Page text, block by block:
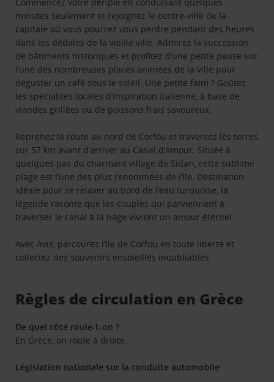
minutes seulement et rejoignez le centre-ville de la
capitale où vous pourrez vous perdre pendant des heures
dans les dédales de la vieille ville. Admirez la succession
de bâtiments historiques et profitez d’une petite pause sur
l’une des nombreuses places animées de la ville pour
déguster un café sous le soleil. Une petite faim ? Goûtez
les spécialités locales d’inspiration italienne, à base de
viandes grillées ou de poissons frais savoureux.
Reprenez la route au nord de Corfou et traversez les terres
sur 57 km avant d’arriver au Canal d’Amour. Située à
quelques pas du charmant village de Sidari, cette sublime
plage est l’une des plus renommées de l’île. Destination
idéale pour se relaxer au bord de l’eau turquoise, la
légende raconte que les couples qui parviennent à
traverser le canal à la nage vivront un amour éternel.
Avec Avis, parcourez l’île de Corfou en toute liberté et
collectez des souvenirs ensoleillés inoubliables.
Règles de circulation en Grèce
De quel côté roule-t-on ?
En Grèce, on roule à droite.
Législation nationale sur la conduite automobile